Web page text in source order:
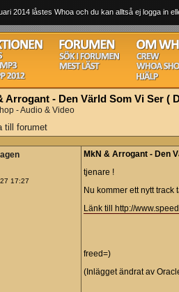
2014 låstes Whoa och du kan alltså ej logga in
Arrogant - Den Värld Som Vi Ser (
- Audio & Video
till forumet
17:27
MkN & Arrogant - Den
tjenare !
Nu kommer ett nytt track
Länk till http://
freed=)
(Inlägget ändrat av